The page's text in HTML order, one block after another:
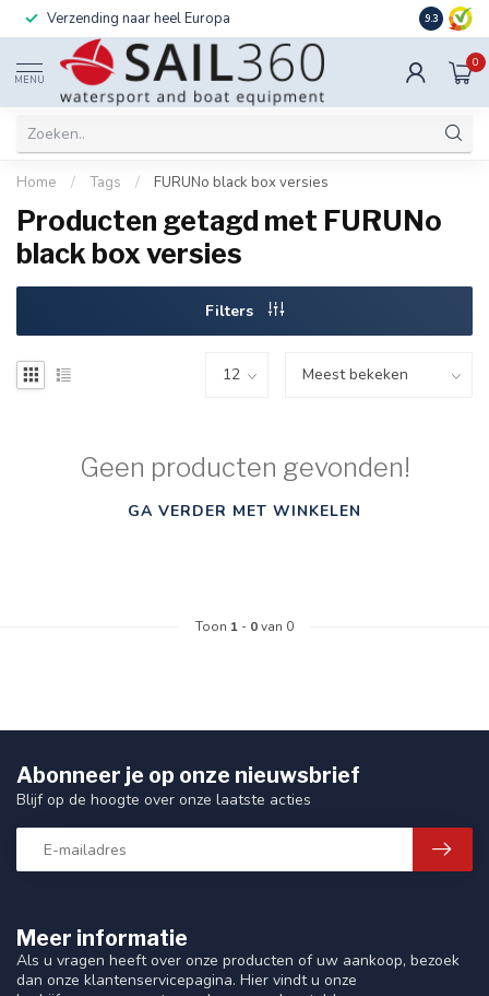
Verzending naar heel Europa Ook
9.3
MENU
0
Home / Tags / FURUNo black box versies
Producten getagd met FURUNo
black box versies
Filters
Geen producten gevonden!
GA VERDER MET WINKELEN
Toon 1 - 0van 0
Meer informatie
Als u vragen heeft over onze producten of uw aankoop, bezoek
dan onze klantenservicepagina. Hier vindt u onze
Abonneer je op onze nieuwsbrief
Blijf op de hoogte over onze laatste acties